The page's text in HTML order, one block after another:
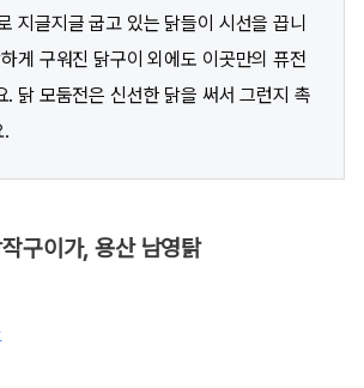
지글지글 굽고 있는 닭들이 시선을 끕니
게 구워진 닭구이 외에도 이곳만의 퓨전
. 닭 모둠전은 신선한 닭을 써서 그런지 촉
.
구이가, 용산 남영탉